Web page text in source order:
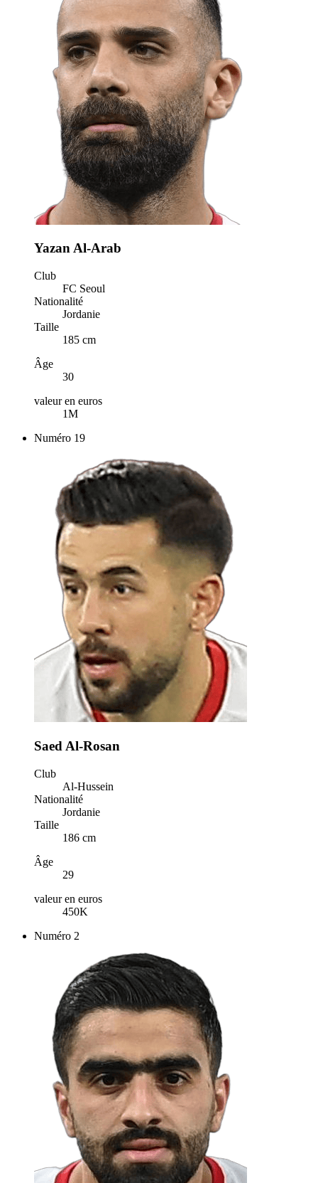
Yazan Al-Arab
Club
FC Seoul
Nationalité
Jordanie
Taille
185 cm
Âge
30
valeur en euros
1M
Numéro 19
Saed Al-Rosan
Club
Al-Hussein
Nationalité
Jordanie
Taille
186 cm
Âge
29
valeur en euros
450K
Numéro 2